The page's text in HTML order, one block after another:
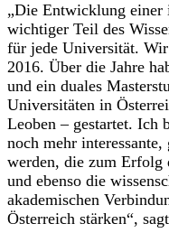
„Die Entwicklung einer
wichtiger Teil des
für jede Universität.
2016. Über die Jahre
und ein duales
Universitäten in
Leoben – gestartet. Ich
noch mehr
werden, die zum Erfolg
und ebenso die
akademischen
Österreich stärken“,